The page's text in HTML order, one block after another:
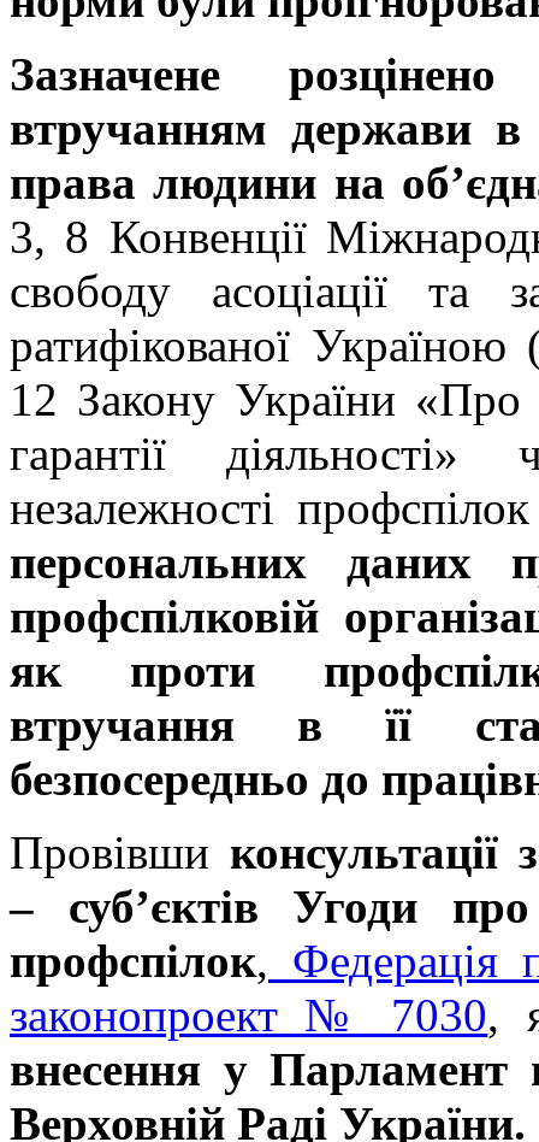
Зазначене
втручанням держави в
права людини на
3, 8 Конвенції
свободу асоціації та
ратифікованої
12 Закону України «Про
гарантії
незалежності
персональних даних
профспілковій
як проти
втручання в її
безпосередньо до
Провівши
– суб’єктів Угоди
профспілок, Федерація
законопроект № 7030,
внесення у Парламент
Верховній Раді України.